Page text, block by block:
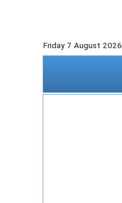
Friday 7 August 2026